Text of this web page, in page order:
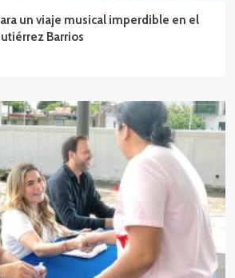
un viaje musical imperdible en el
Barrios